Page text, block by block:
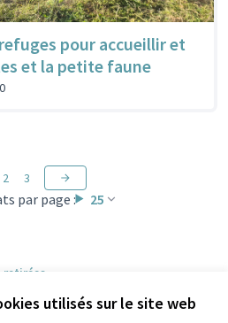
utilisés sur le site web
pour accueillir et
et la petite faune
0
par page : 25
2 3